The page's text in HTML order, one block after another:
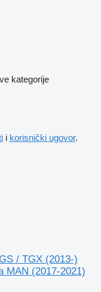
kategorije
i korisnički ugovor.
/ TGX (2013-)
MAN (2017-2021)